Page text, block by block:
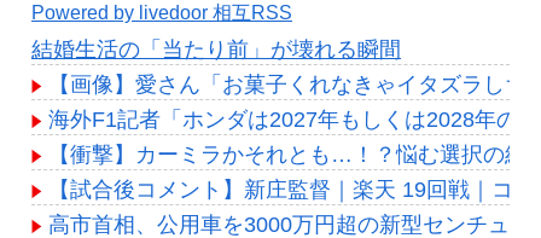
Powered by livedoor 相互RSS
結婚生活の「当たり前」が壊れる瞬間
【画像】愛さん「お菓子くれなきゃイタズラし
海外F1記者「ホンダは2027年もしくは2028年の
【衝撃】カーミラかそれとも…！？悩む選択の結
【試合後コメント】新庄監督｜楽天 19回戦｜コ
高市首相、公用車を3000万円超の新型センチュ